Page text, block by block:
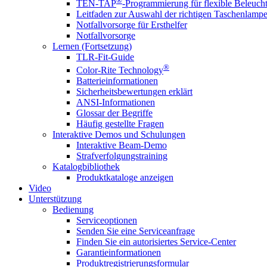
TEN-TAP -Programmierung für flexible
Leitfaden zur Auswahl der richtigen Taschenlampe
Notfallvorsorge für Ersthelfer
Notfallvorsorge
Lernen (Fortsetzung)
TLR-Fit-Guide
Color-Rite Technology®
Batterieinformationen
Sicherheitsbewertungen erklärt
ANSI-Informationen
Glossar der Begriffe
Häufig gestellte Fragen
Interaktive Demos und Schulungen
Interaktive Beam-Demo
Strafverfolgungstraining
Katalogbibliothek
Produktkataloge anzeigen
Video
Unterstützung
Bedienung
Serviceoptionen
Senden Sie eine Serviceanfrage
Finden Sie ein autorisiertes Service-Center
Garantieinformationen
Produktregistrierungsformular